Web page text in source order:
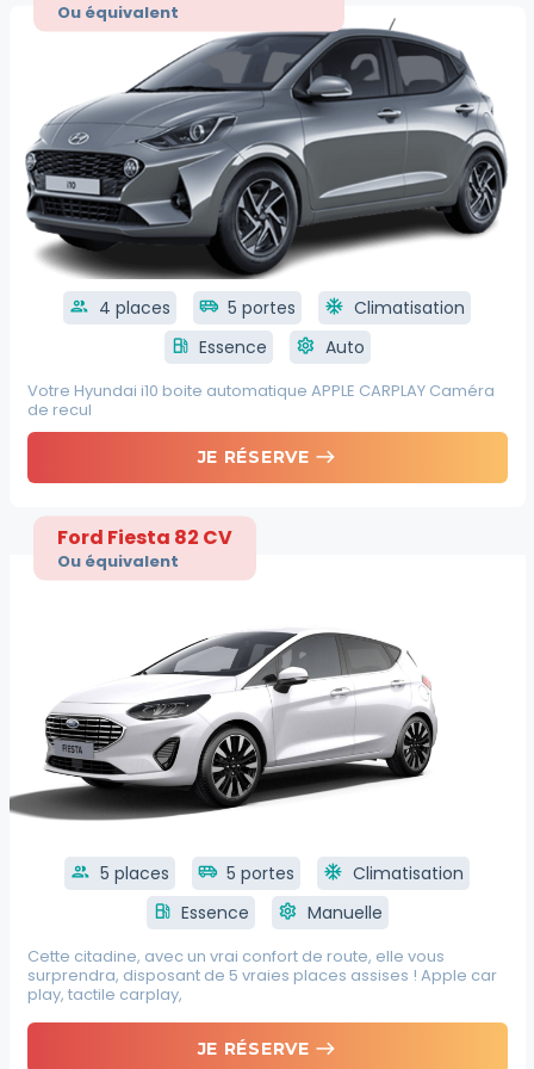
Ou équivalent
group 4 places airport_shuttle 5 portes ac_unit Climatisation
local_gas_station Essence settings Auto
Votre Hyundai i10 boite automatique APPLE CARPLAY Caméra
de recul
JE RÉSERVE east
Ford Fiesta 82 CV
Ou équivalent
group 5 places airport_shuttle 5 portes ac_unit Climatisation
local_gas_station Essence settings Manuelle
Cette citadine, avec un vrai confort de route, elle vous
surprendra, disposant de 5 vraies places assises ! Apple car
play, tactile carplay,
JE RÉSERVE east